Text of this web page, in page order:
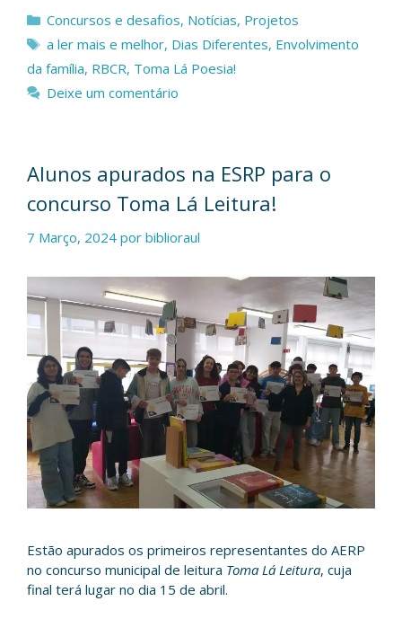
Categorias
Concursos e desafios, Notícias, Projetos
Etiquetas
a ler mais e melhor, Dias Diferentes, Envolvimento
da família, RBCR, Toma Lá Poesia!
Deixe um comentário
Alunos apurados na ESRP para o
concurso Toma Lá Leitura!
7 Março, 2024 por biblioraul
Estão apurados os primeiros representantes do AERP
no concurso municipal de leitura Toma Lá Leitura, cuja
final terá lugar no dia 15 de abril.